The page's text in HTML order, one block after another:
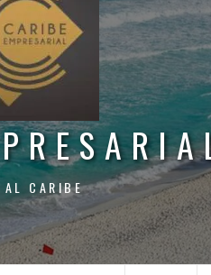
AL CARIBE